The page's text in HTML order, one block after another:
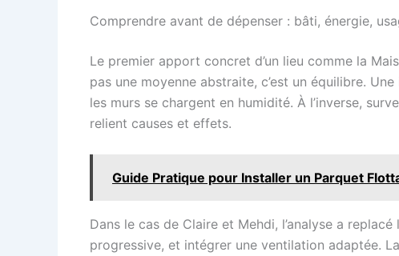
Comprendre avant de dépenser : bâti, énergie,
Le premier apport concret d’un lieu comme la
pas une moyenne abstraite, c’est un équilibre.
les murs se chargent en humidité. À l’inverse,
relient causes et effets.
Guide Pratique pour Installer un Parquet
Dans le cas de Claire et Mehdi, l’analyse a
progressive, et intégrer une ventilation adaptée.